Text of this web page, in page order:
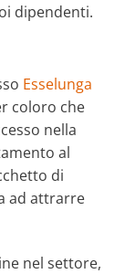
dipendenti.
Esselunga
coloro che
nella
al
di
ad attrarre
nel settore,